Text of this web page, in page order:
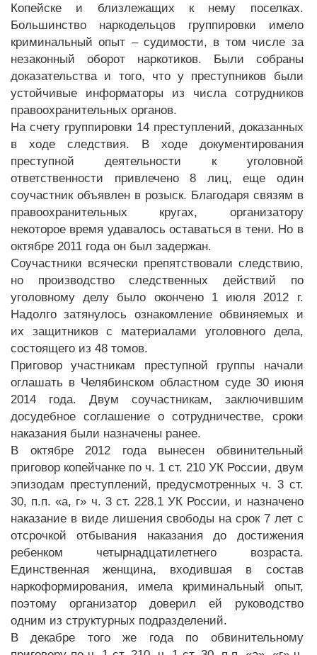
Копейске и близлежащих к нему поселках.
Большинство наркодельцов группировки имело
криминальный опыт – судимости, в том числе за
незаконный оборот наркотиков. Были собраны
доказательства и того, что у преступников были
устойчивые информаторы из числа сотрудников
правоохранительных органов.
На счету группировки 14 преступлений, доказанных
в ходе следствия. В ходе документирования
преступной деятельности к уголовной
ответственности привлечено 8 лиц, еще один
cоучастник объявлен в розыск. Благодаря связям в
правоохранительных кругах, организатору
некоторое время удавалось оставаться в тени. Но в
октябре 2011 года он был задержан.
Соучастники всячески препятствовали следствию,
но производство следственных действий по
уголовному делу было окончено 1 июля 2012 г.
Надолго затянулось ознакомление обвиняемых и
их защитников с материалами уголовного дела,
состоящего из 48 томов.
Приговор участникам преступной группы начали
оглашать в Челябинском областном суде 30 июня
2014 года. Двум соучастникам, заключившим
досудебное соглашение о сотрудничестве, сроки
наказания были назначены ранее.
В октябре 2012 года вынесен обвинительный
приговор копейчанке по ч. 1 ст. 210 УК России, двум
эпизодам преступлений, предусмотренных ч. 3 ст.
30, п.п. «а, г» ч. 3 ст. 228.1 УК России, и назначено
наказание в виде лишения свободы на срок 7 лет с
отсрочкой отбывания наказания до достижения
ребенком четырнадцатилетнего возраста.
Единственная женщина, входившая в состав
наркоформирования, имела криминальный опыт,
поэтому организатор доверил ей руководство
одним из структурных подразделений.
В декабре того же года по обвинительному